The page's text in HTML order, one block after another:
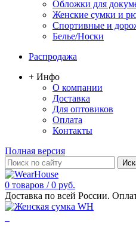
Обложки для
Женские сумки и
Спортивные и
Белье/Носки
Распродажа
+ Инфо
О компании
Доставка
Для оптовиков
Оплата
Контакты
Полная версия
0 товаров / 0 руб.
Доставка по всей России.